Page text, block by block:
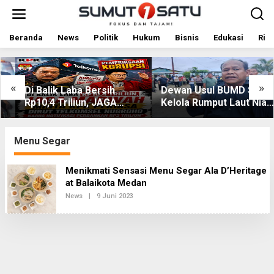
t
i
k
o
n
Beranda News Politik Hukum Bisnis Edukasi
« »
Di Balik Laba Bersih
Rp10,4 Triliun, JAGA
MARWAH Desak KPK
Nugroho Terkait Dugaan
Kasus Notifikasi
Perbankan
Dewan Usul BUMD Sumut
Kelola Rumput Laut Nias
Utara dari Hulu ke Hilir
Menu Segar
Menikmati Sensasi Menu Segar Ala D’Heritage
at Balaikota Medan
News | 9 Juni 2023
E